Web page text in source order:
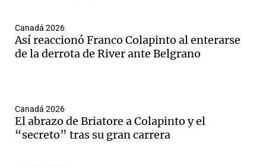
Canadá 2026
Así reaccionó Franco Colapinto al enterarse
de la derrota de River ante Belgrano
Canadá 2026
El abrazo de Briatore a Colapinto y el
“secreto” tras su gran carrera